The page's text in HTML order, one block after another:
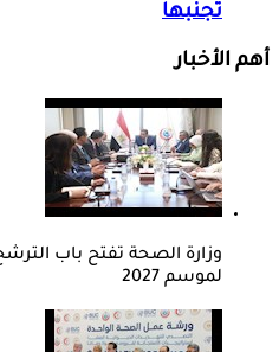
تجنبها
أهم الأخبار
وزارة الصحة تفتح باب
لموسم 2027